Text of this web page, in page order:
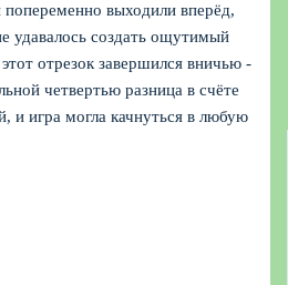
выходили вперёд,
удавалось создать ощутимый
отрезок завершился вничью -
четвертью разница в счёте
и игра могла качнуться в любую